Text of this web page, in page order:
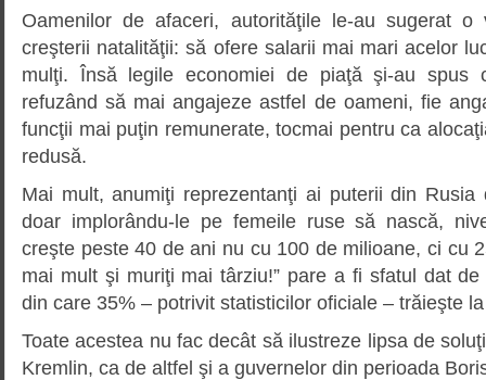
Oamenilor de afaceri, autorităţile le-au sugerat
creşterii natalităţii: să ofere salarii mai mari acelor
mulţi. Însă legile economiei de piaţă şi-au spus
refuzând să mai angajeze astfel de oameni, fie
funcţii mai puţin remunerate, tocmai pentru ca
redusă.
Mai mult, anumiţi reprezentanţi ai puterii din Rusia
doar implorându-le pe femeile ruse să nască,
creşte peste 40 de ani nu cu 100 de milioane, ci cu
mai mult şi muriţi mai târziu!” pare a fi sfatul dat
din care 35% – potrivit statisticilor oficiale – trăieşte
Toate acestea nu fac decât să ilustreze lipsa de
Kremlin, ca de altfel şi a guvernelor din perioada